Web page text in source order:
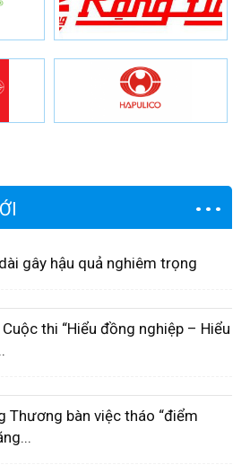
gây hậu quả nghiêm trọng
thi “Hiểu đồng nghiệp – Hiểu
Thương bàn việc tháo “điểm